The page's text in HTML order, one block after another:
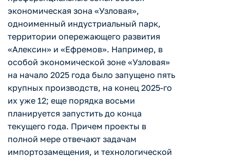
экономическая зона «Узловая»,
одноименный индустриальный парк,
территории опережающего развития
«Алексин» и «Ефремов». Например, в
особой экономической зоне «Узловая»
на начало 2025 года было запущено пять
крупных производств, на конец 2025-го
их уже 12; еще порядка восьми
планируется запустить до конца
текущего года. Причем проекты в
полной мере отвечают задачам
импортозамещения, и технологической